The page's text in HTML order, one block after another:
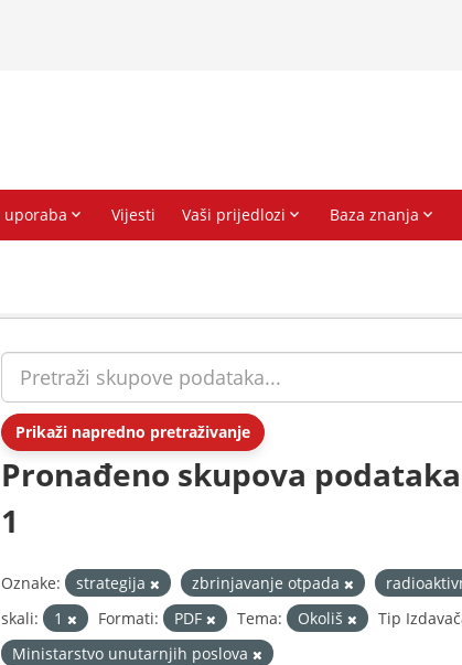
Prikaži napredno pretraživanje
Pronađeno skupova
1
Oznake: strategija zbrinjavanje otpada
skali:
1 Formati: PDF Tema: Okoliš Tip
Ministarstvo unutarnjih poslova